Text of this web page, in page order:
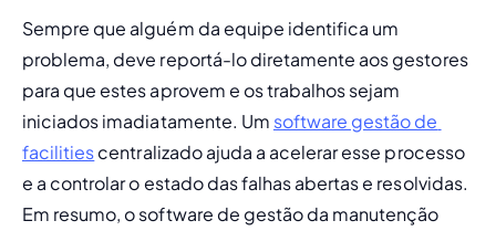
Sempre que alguém da equipe identifica um
problema, deve reportá-lo diretamente aos gestores
para que estes aprovem e os trabalhos sejam
iniciados imadiatamente. Um software gestão de
facilities centralizado ajuda a acelerar esse processo
e a controlar o estado das falhas abertas e resolvidas.
Em resumo, o software de gestão da manutenção